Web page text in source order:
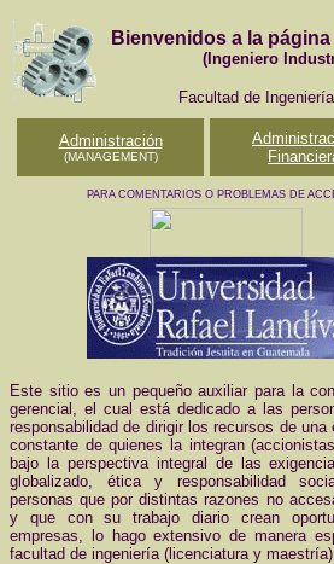
Bienvenidos a la
(Ingeniero
Facultad de
Administración
(MANAGEMENT)
Administra
Fina
PARA COMENTARIOS O PROBLEMAS DE
Este sitio es un pequeño auxiliar para la
gerencial, el cual está dedicado a las
responsabilidad de dirigir los recursos de
constante de quienes la integran
bajo la perspectiva integral de las
globalizado, ética y responsabilidad
personas que por distintas razones no
y que con su trabajo diario crean
empresas, lo hago extensivo de manera
facultad de ingeniería (licenciatura y